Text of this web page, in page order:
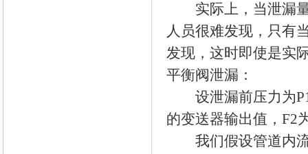
实际上，当泄漏量
人员很难发现，只有
发现，这时即使是实
平衡阀泄漏：
设泄漏前压力为P1
的变送器输出值，F2
我们假设管道内流